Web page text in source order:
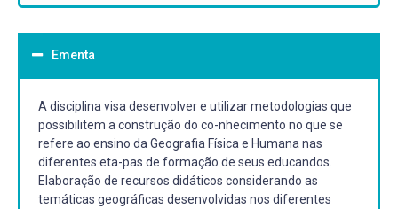
Ementa
A disciplina visa desenvolver e utilizar metodologias que
possibilitem a construção do co-nhecimento no que se
refere ao ensino da Geografia Física e Humana nas
diferentes eta-pas de formação de seus educandos.
Elaboração de recursos didáticos considerando as
temáticas geográficas desenvolvidas nos diferentes